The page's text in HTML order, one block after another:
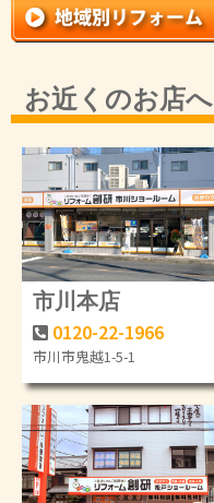
お近くのお店へ
市川本店
0120-22-1966
市川市鬼越1-5-1